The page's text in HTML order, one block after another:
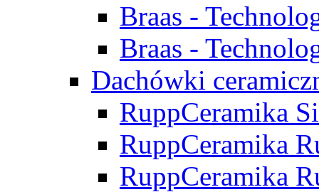
Braas -
Braas -
Dachówki
RuppCeramika
RuppCeramika
RuppCeramika